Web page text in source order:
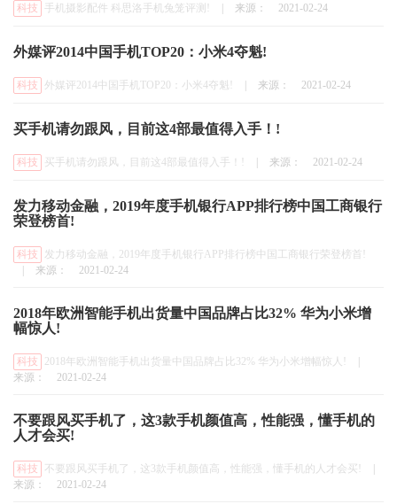
科技 手机摄影配件 科思洛手机兔笼评测! 来源： 2021-02-24
外媒评2014中国手机TOP20：小米4夺魁!
科技 外媒评2014中国手机TOP20：小米4夺魁! 来源： 2021-02-24
买手机请勿跟风，目前这4部最值得入手！!
科技 买手机请勿跟风，目前这4部最值得入手！! 来源： 2021-02-24
发力移动金融，2019年度手机银行APP排行榜中国工商银行
荣登榜首!
科技
发力移动金融，2019年度手机银行APP排行榜中国工商银行荣登榜首!
来源： 2021-02-24
2018年欧洲智能手机出货量中国品牌占比32% 华为小米增
幅惊人!
科技 2018年欧洲智能手机出货量中国品牌占比32% 华为小米增幅惊人!
来源：
2021-02-24
不要跟风买手机了，这3款手机颜值高，性能强，懂手机的
人才会买!
科技 不要跟风买手机了，这3款手机颜值高，性能强，懂手机的人才会买!
来源：
2021-02-24